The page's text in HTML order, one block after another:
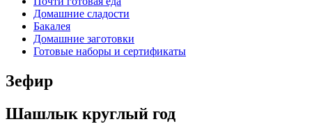
Домашние сладости
Бакалея
Домашние заготовки
Готовые наборы и сертификаты
Зефир
Шашлык круглый год